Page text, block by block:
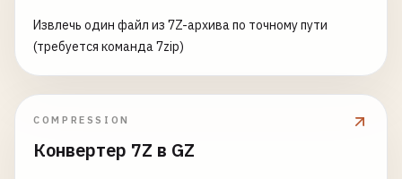
Извлечь один файл из 7Z-архива по точному пути
(требуется команда 7zip)
COMPRESSION
Конвертер 7Z в GZ